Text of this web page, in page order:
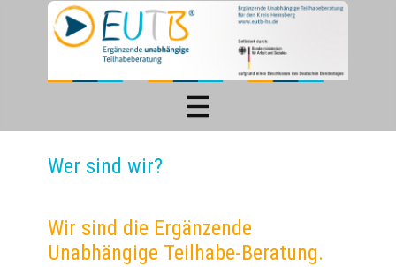
Wer sind wir?
Wir sind die Ergänzende
Unabhängige Teilhabe-Beratung.